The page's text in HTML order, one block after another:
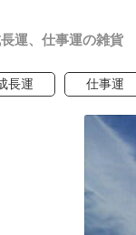
長運、仕事運の雑貨
長運 仕事運